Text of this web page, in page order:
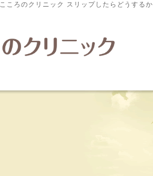
ころのクリニック スリップしたらどうするか